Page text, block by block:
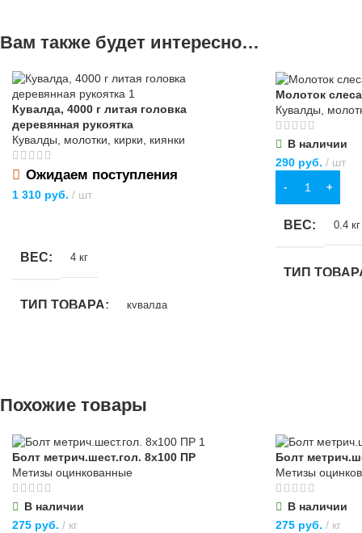
Вам также будет интересно…
Кувалда, 4000 г литая головка
деревянная рукоятка
Кувалды, молотки, кирки, киянки
Ожидаем поступления
1 310 руб. шт
ВЕС 4 кг
ТИП ТОВАРА кувалда
бытовых нужд
МАТЕРИАЛ дерево,металл
ОСОБЕННОСТИ
Молоток
Кувалды,
В наличии
290руб. шт
В КОРЗИНУ
ВЕС 0.4 кг
ТИП
Похожие товары
Болт метрич.шест.гол. 8х100 ПР
Метизы оцинкованные
В наличии
275 руб. кг
Болт
Метизы
В наличии
275руб. кг